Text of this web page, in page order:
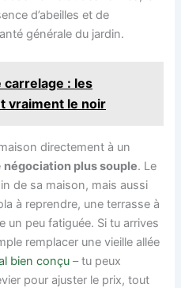
d’abeilles et de
générale du jardin.
: les
vraiment le noir
directement à un
négociation plus souple. Le
de sa maison, mais aussi
à reprendre, une terrasse à
un peu fatiguée. Si tu arrives
remplacer une vieille allée
bien conçu – tu peux
pour ajuster le prix, tout